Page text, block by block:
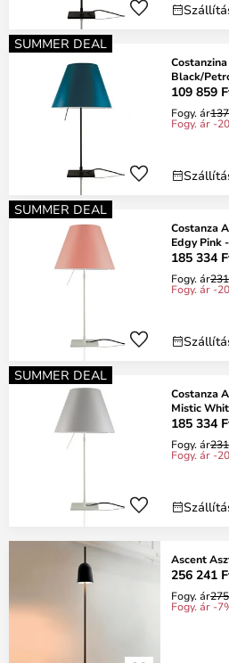
SUMMER DEAL
Black/
109 859
Fogy. ár
Fogy. ár -
SUMMER DEAL
Costanza
Edgy Pink
185 334
Fogy. ár
Fogy. ár -
SUMMER DEAL
Costanza
Mistic
185 334
Fogy. ár
Fogy. ár -
Ascent
256 241
Fogy. ár
Fogy. ár -